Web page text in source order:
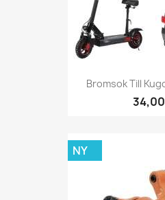
Bromsok Till
NY